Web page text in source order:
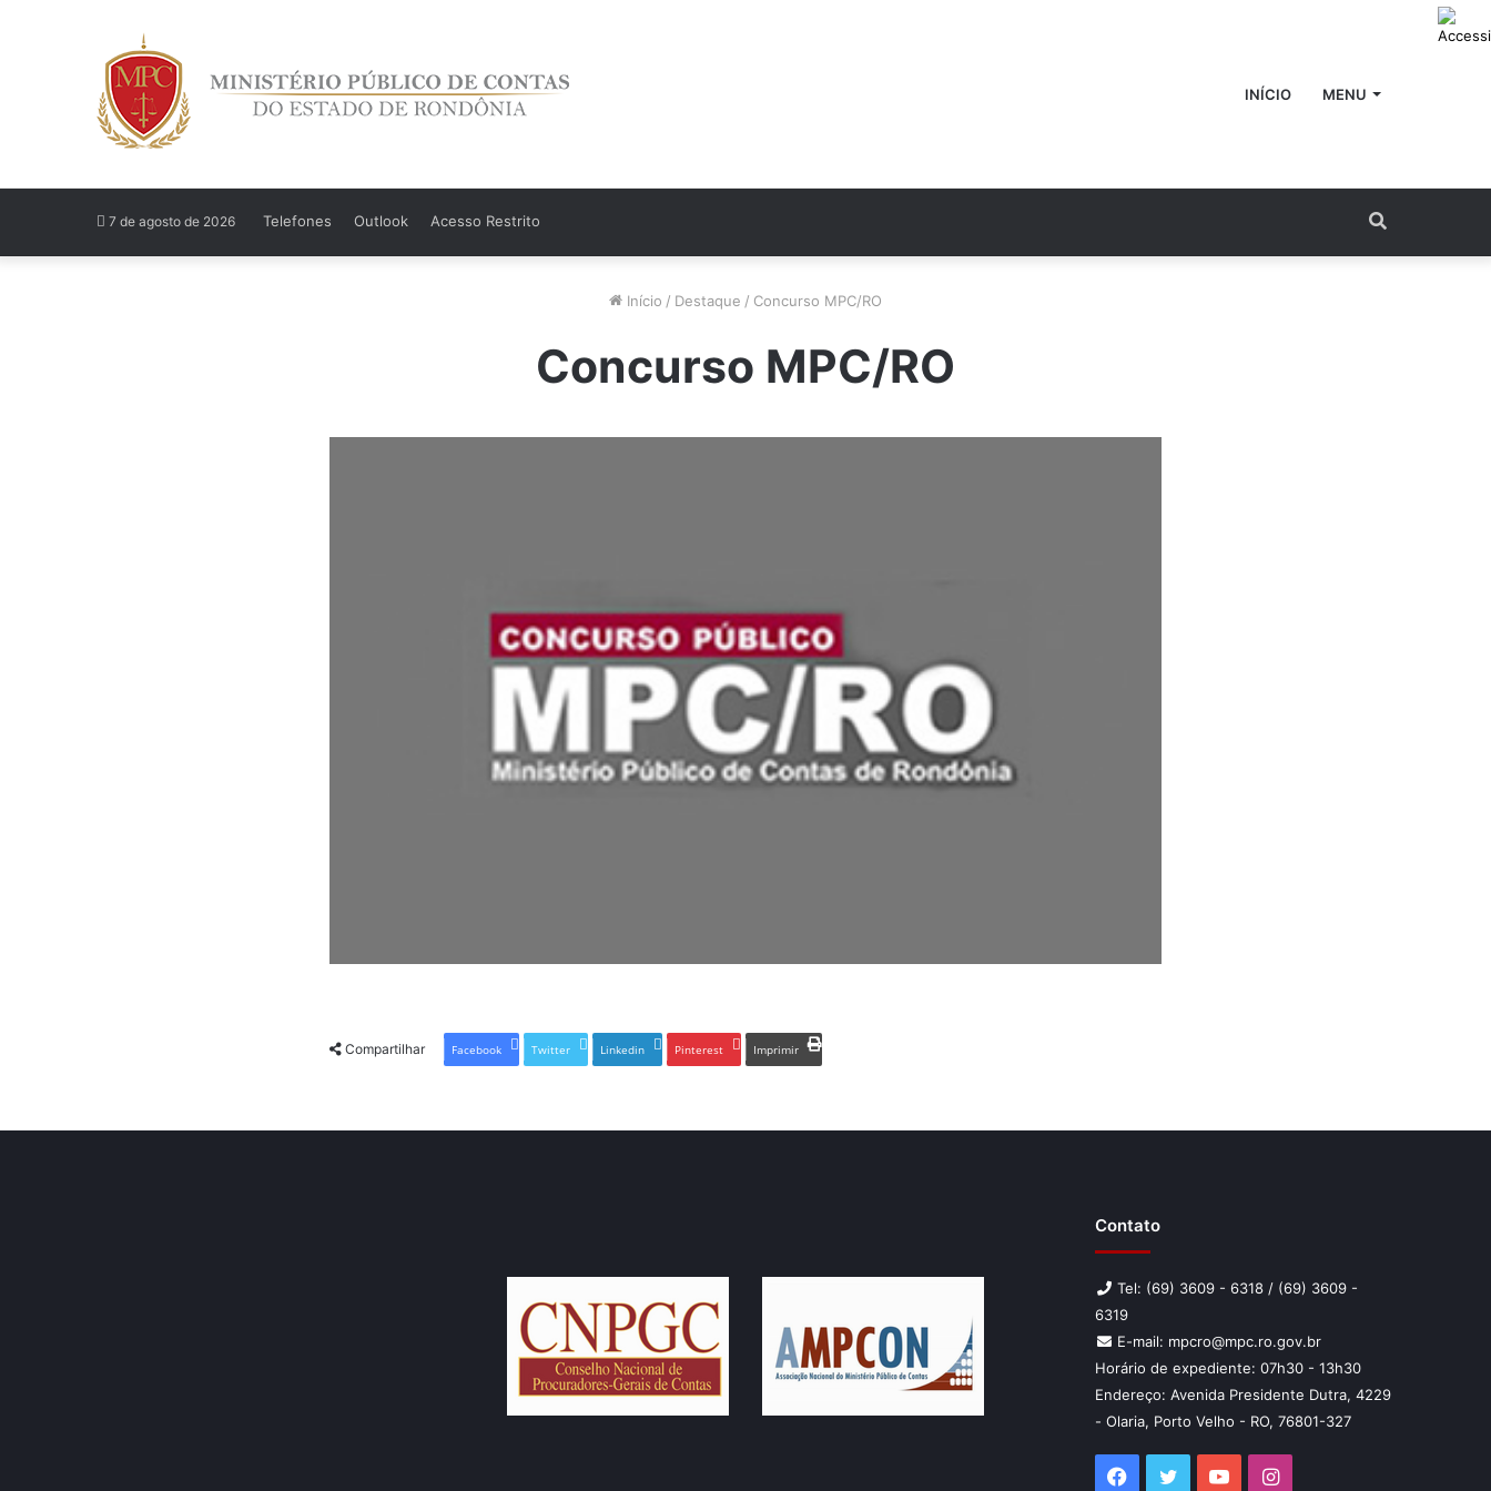
INÍCIO MENU
7 de agosto de 2026 Telefones Outlook Acesso Restrito
Início / Destaque / Concurso MPC/RO
Concurso MPC/RO
Compartilhar Facebook Twitter Linkedin Pinterest Imprimir
Contato
Tel: (69) 3609 - 6318 / (69) 3609 -
6319
E-mail: mpcro@mpc.ro.gov.br
Horário de expediente: 07h30 - 13h30
Endereço: Avenida Presidente Dutra, 4229
- Olaria, Porto Velho - RO, 76801-327
Facebook
TwitterYouTubeInstagram